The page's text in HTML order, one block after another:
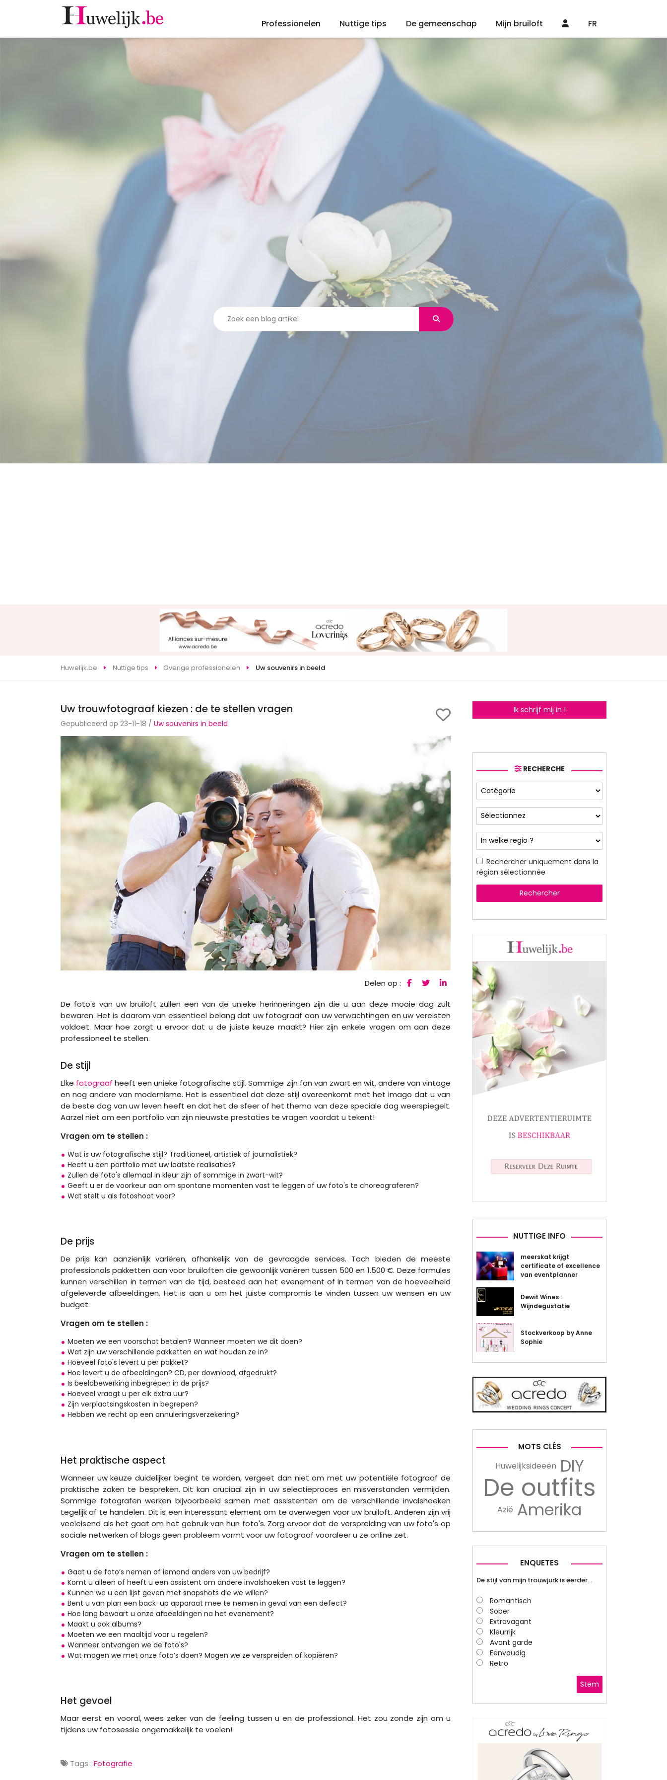
Professionelen Nuttige tips De gemeenschap Mijn bruiloft FR
Huwelijk.be Nuttige tips Overige professionelen Uw souvenirs in beeld
Uw trouwfotograaf kiezen : de te stellen vragen
Gepubliceerd op 23-11-18 / Uw souvenirs in beeld
Delen op :
De foto's van uw bruiloft zullen een van de unieke herinneringen zijn die u aan deze mooie dag zult
bewaren. Het is daarom van essentieel belang dat uw fotograaf aan uw verwachtingen en uw vereisten
voldoet. Maar hoe zorgt u ervoor dat u de juiste keuze maakt? Hier zijn enkele vragen om aan deze
professioneel te stellen.
De stijl
Elke fotograaf heeft een unieke fotografische stijl. Sommige zijn fan van zwart en wit, andere van vintage
en nog andere van modernisme. Het is essentieel dat deze stijl overeenkomt met het imago dat u van
de beste dag van uw leven heeft en dat het de sfeer of het thema van deze speciale dag weerspiegelt.
Aarzel niet om een ​​portfolio van zijn nieuwste prestaties te vragen voordat u tekent!
Vragen om te stellen :
Wat is uw fotografische stijl? Traditioneel, artistiek of journalistiek?
Heeft u een portfolio met uw laatste realisaties?
Zullen de foto's allemaal in kleur zijn of sommige in zwart-wit?
Geeft u er de voorkeur aan om spontane momenten vast te leggen of uw foto's te choreograferen?
Wat stelt u als fotoshoot voor?
De prijs
De prijs kan aanzienlijk variëren, afhankelijk van de gevraagde services. Toch bieden de meeste
professionals pakketten aan voor bruiloften die gewoonlijk variëren tussen 500 en 1.500 €. Deze formules
kunnen verschillen in termen van de tijd, besteed aan het evenement of in termen van de hoeveelheid
afgeleverde afbeeldingen. Het is aan u om het juiste compromis te vinden tussen uw wensen en uw
budget.
Vragen om te stellen :
Moeten we een voorschot betalen? Wanneer moeten we dit doen?
Wat zijn uw verschillende pakketten en wat houden ze in?
Hoeveel foto's levert u per pakket?
Hoe levert u de afbeeldingen? CD, per download, afgedrukt?
Is beeldbewerking inbegrepen in de prijs?
Hoeveel vraagt u per elk extra uur?
Zijn verplaatsingskosten in begrepen?
Hebben we recht op een annuleringsverzekering?
Het praktische aspect
Wanneer uw keuze duidelijker begint te worden, vergeet dan niet om met uw potentiële fotograaf de
praktische zaken te bespreken. Dit kan cruciaal zijn in uw selectieproces en misverstanden vermijden.
Sommige fotografen werken bijvoorbeeld samen met assistenten om de verschillende invalshoeken
tegelijk af te handelen. Dit is een interessant element om te overwegen voor uw bruiloft. Anderen zijn vrij
veeleisend als het gaat om het gebruik van hun foto's. Zorg ervoor dat de verspreiding van uw foto's op
sociale netwerken of blogs geen probleem vormt voor uw fotograaf vooraleer u ze online zet.
Vragen om te stellen :
Gaat u de foto’s nemen of iemand anders van uw bedrijf?
Komt u alleen of heeft u een assistent om andere invalshoeken vast te leggen?
Kunnen we u een lijst geven met snapshots die we willen?
Bent u van plan een back-up apparaat mee te nemen in geval van een defect?
Hoe lang bewaart u onze afbeeldingen na het evenement?
Maakt u ook albums?
Moeten we een maaltijd voor u regelen?
Wanneer ontvangen we de foto's?
Wat mogen we met onze foto’s doen? Mogen we ze verspreiden of kopiëren?
Het gevoel
Maar eerst en vooral, wees zeker van de feeling tussen u en de professional. Het zou zonde zijn om u
tijdens uw fotosessie ongemakkelijk te voelen!
Tags : Fotografie
Ik schrijf mij in !
RECHERCHE
Rechercher uniquement dans la
région sélectionnée
Rechercher
NUTTIGE INFO
meerskat krijgt
certificate of excellence
van eventplanner
Dewit Wines :
Wijndegustatie
Stockverkoop by Anne
Sophie
MOTS CLÉS
Huwelijksideeën DIY
De outfits
Azië Amerika
ENQUETES
De stijl van mijn trouwjurk is eerder…
Romantisch
Sober
Extravagant
Kleurrijk
Avant garde
Eenvoudig
Retro
Stem